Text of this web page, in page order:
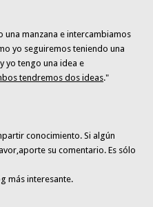
una manzana e intercambiamos
yo seguiremos teniendo una
yo tengo una idea e
tendremos dos ideas."
conocimiento. Si algún
su comentario. Es sólo
más interesante.